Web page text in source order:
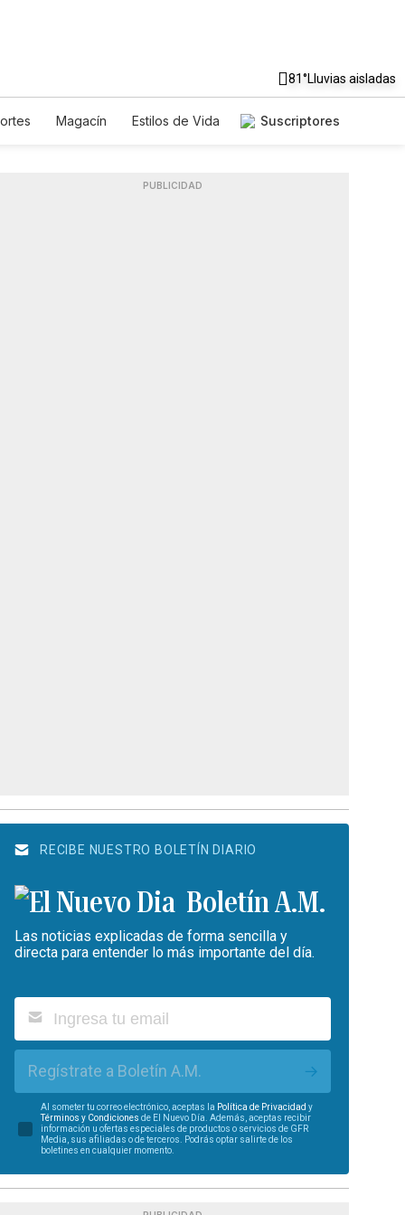
81°Lluvias aisladas
Magacín
Estilos de Vida
Suscriptores
PUBLICIDAD
RECIBE NUESTRO BOLETÍN DIARIO
Boletín A.M.
Las noticias explicadas de forma sencilla y
directa para entender lo más importante del día.
Regístrate a Boletín A.M.
Al someter tu correo electrónico, aceptas la Política de Privacidad y
Términos y Condiciones de El Nuevo Día. Además, aceptas recibir
información u ofertas especiales de productos o servicios de GFR
Media, sus afiliadas o de terceros. Podrás optar salirte de los
boletines en cualquier momento.